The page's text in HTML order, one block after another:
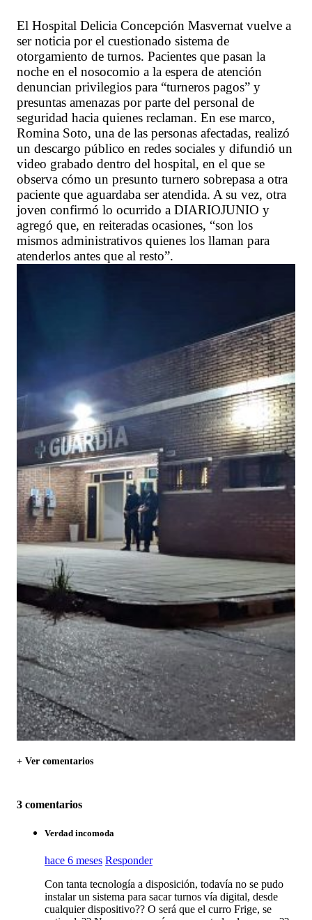
El Hospital Delicia Concepción Masvernat vuelve a
ser noticia por el cuestionado sistema de
otorgamiento de turnos. Pacientes que pasan la
noche en el nosocomio a la espera de atención
denuncian privilegios para “turneros pagos” y
presuntas amenazas por parte del personal de
seguridad hacia quienes reclaman. En ese marco,
Romina Soto, una de las personas afectadas, realizó
un descargo público en redes sociales y difundió un
video grabado dentro del hospital, en el que se
observa cómo un presunto turnero sobrepasa a otra
paciente que aguardaba ser atendida. A su vez, otra
joven confirmó lo ocurrido a DIARIOJUNIO y
agregó que, en reiteradas ocasiones, “son los
mismos administrativos quienes los llaman para
atenderlos antes que al resto”.
+ Ver comentarios
3 comentarios
Verdad incomoda
hace 6 meses Responder
Con tanta tecnología a disposición, todavía no se pudo
instalar un sistema para sacar turnos vía digital, desde
cualquier dispositivo?? O será que el curro Frige, se